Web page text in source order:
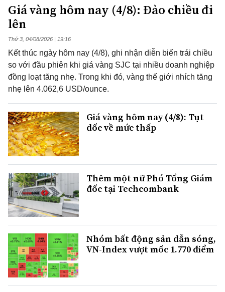
Giá vàng hôm nay (4/8): Đảo chiều đi
lên
Thứ 3, 04/08/2026 | 19:16
Kết thúc ngày hôm nay (4/8), ghi nhận diễn biến trái chiều
so với đầu phiên khi giá vàng SJC tại nhiều doanh nghiệp
đồng loạt tăng nhẹ. Trong khi đó, vàng thế giới nhích tăng
nhẹ lên 4.062,6 USD/ounce.
Giá vàng hôm nay (4/8): Tụt
dốc về mức thấp
Thêm một nữ Phó Tổng Giám
đốc tại Techcombank
Nhóm bất động sản dẫn sóng,
VN-Index vượt mốc 1.770 điểm